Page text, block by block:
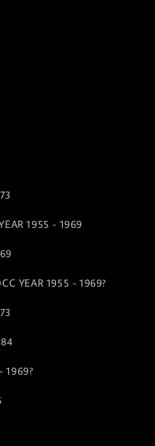
1955 - 1969
YEAR 1955 - 1969?
1969?